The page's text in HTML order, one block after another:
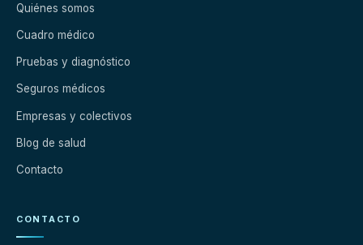
Quiénes somos
Cuadro médico
Pruebas y diagnóstico
Seguros médicos
Empresas y colectivos
Blog de salud
Contacto
CONTACTO